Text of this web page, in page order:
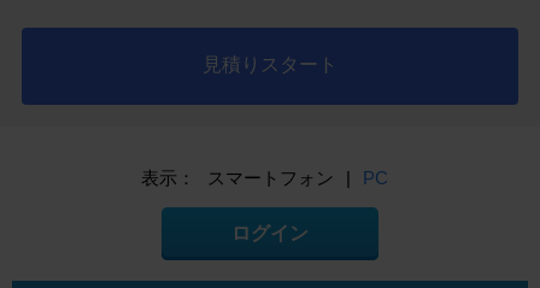
見積りスタート
表示： スマートフォン | PC
ログイン